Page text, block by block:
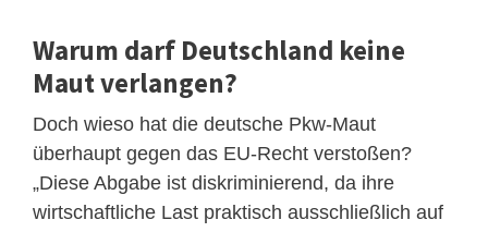
Warum darf Deutschland keine
Maut verlangen?
Doch wieso hat die deutsche Pkw-Maut
überhaupt gegen das EU-Recht verstoßen?
„Diese Abgabe ist diskriminierend, da ihre
wirtschaftliche Last praktisch ausschließlich auf